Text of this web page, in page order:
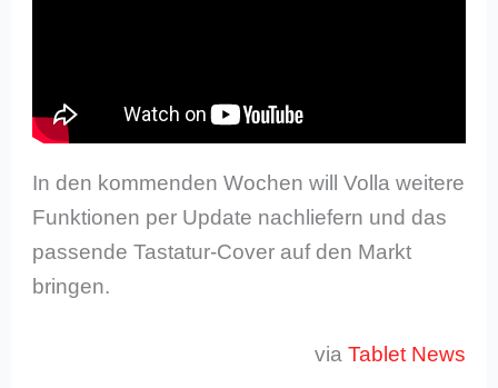
In den kommenden Wochen will Volla weitere
Funktionen per Update nachliefern und das
passende Tastatur-Cover auf den Markt
bringen.
via Tablet News